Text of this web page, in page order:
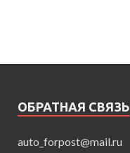
ОБРАТНАЯ СВЯЗЬ
auto_forpost@mail.ru